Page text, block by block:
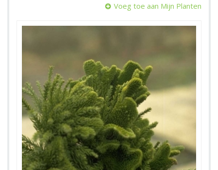
Voeg toe aan Mijn Planten